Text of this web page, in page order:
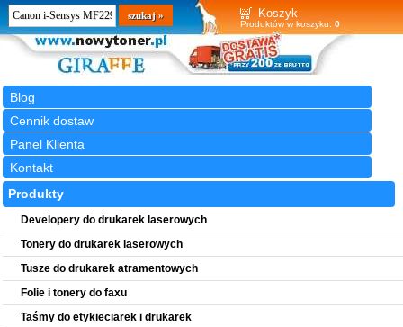
Koszyk
Produktów w koszyku: 0
Blog
Cennik dostaw
Panel Klienta
Kontakt
Wyszukiwarka
szukaj
Produkty
Developery do drukarek laserowych
Tonery do drukarek laserowych
Tusze do drukarek atramentowych
Folie i tonery do faxu
Taśmy do etykieciarek i drukarek